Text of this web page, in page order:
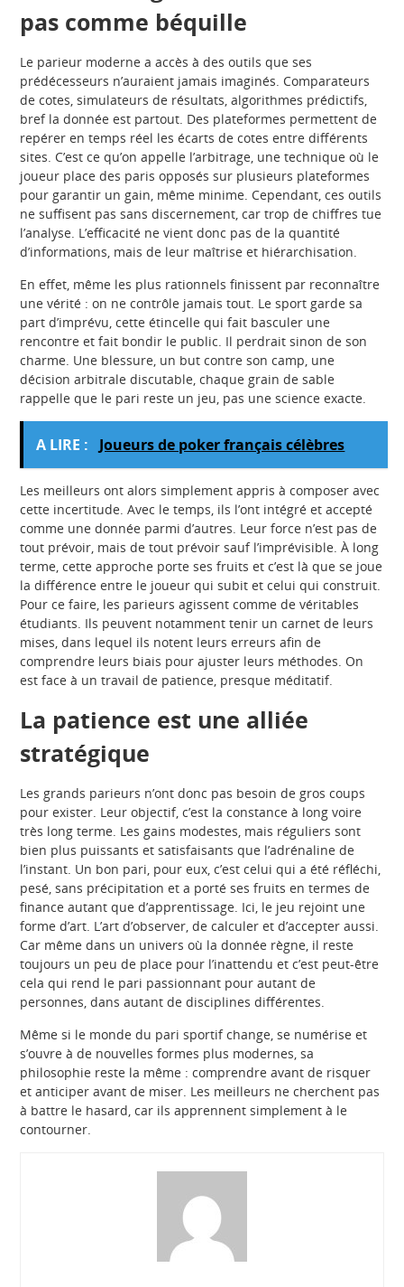
pas comme béquille
Le parieur moderne a accès à des outils que ses
prédécesseurs n’auraient jamais imaginés. Comparateurs
de cotes, simulateurs de résultats, algorithmes prédictifs,
bref la donnée est partout. Des plateformes permettent de
repérer en temps réel les écarts de cotes entre différents
sites. C’est ce qu’on appelle l’arbitrage, une technique où le
joueur place des paris opposés sur plusieurs plateformes
pour garantir un gain, même minime. Cependant, ces outils
ne suffisent pas sans discernement, car trop de chiffres tue
l’analyse. L’efficacité ne vient donc pas de la quantité
d’informations, mais de leur maîtrise et hiérarchisation.
En effet, même les plus rationnels finissent par reconnaître
une vérité : on ne contrôle jamais tout. Le sport garde sa
part d’imprévu, cette étincelle qui fait basculer une
rencontre et fait bondir le public. Il perdrait sinon de son
charme. Une blessure, un but contre son camp, une
décision arbitrale discutable, chaque grain de sable
rappelle que le pari reste un jeu, pas une science exacte.
A LIRE : Joueurs de poker français célèbres
Les meilleurs ont alors simplement appris à composer avec
cette incertitude. Avec le temps, ils l’ont intégré et accepté
comme une donnée parmi d’autres. Leur force n’est pas de
tout prévoir, mais de tout prévoir sauf l’imprévisible. À long
terme, cette approche porte ses fruits et c’est là que se joue
la différence entre le joueur qui subit et celui qui construit.
Pour ce faire, les parieurs agissent comme de véritables
étudiants. Ils peuvent notamment tenir un carnet de leurs
mises, dans lequel ils notent leurs erreurs afin de
comprendre leurs biais pour ajuster leurs méthodes. On
est face à un travail de patience, presque méditatif.
La patience est une alliée
stratégique
Les grands parieurs n’ont donc pas besoin de gros coups
pour exister. Leur objectif, c’est la constance à long voire
très long terme. Les gains modestes, mais réguliers sont
bien plus puissants et satisfaisants que l’adrénaline de
l’instant. Un bon pari, pour eux, c’est celui qui a été réfléchi,
pesé, sans précipitation et a porté ses fruits en termes de
finance autant que d’apprentissage. Ici, le jeu rejoint une
forme d’art. L’art d’observer, de calculer et d’accepter aussi.
Car même dans un univers où la donnée règne, il reste
toujours un peu de place pour l’inattendu et c’est peut-être
cela qui rend le pari passionnant pour autant de
personnes, dans autant de disciplines différentes.
Même si le monde du pari sportif change, se numérise et
s’ouvre à de nouvelles formes plus modernes, sa
philosophie reste la même : comprendre avant de risquer
et anticiper avant de miser. Les meilleurs ne cherchent pas
à battre le hasard, car ils apprennent simplement à le
contourner.